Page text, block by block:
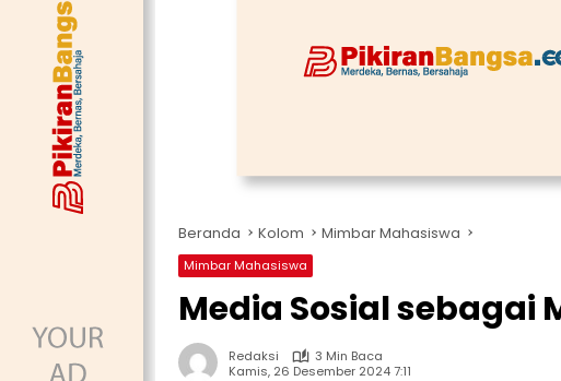
Beranda Kolom Mimbar Mahasiswa
Mimbar Mahasiswa
Media Sosial sebagai
Redaksi
3 Min Baca
Kamis, 26 Desember 2024 7:11